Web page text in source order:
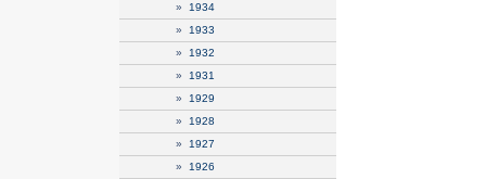
» 1934
» 1933
» 1932
» 1931
» 1929
» 1928
» 1927
» 1926